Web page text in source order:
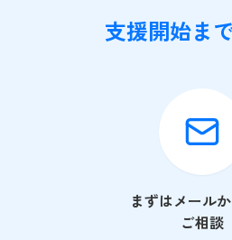
支援開始ま
まずはメール
ご相談